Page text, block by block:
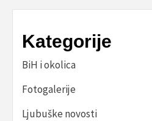
Kategorije
BiH i okolica
Fotogalerije
Ljubuške novosti